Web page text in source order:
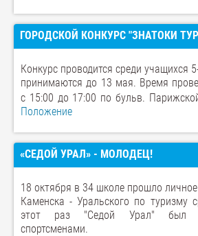
ГОРОДСКОЙ КОНКУРС "ЗНАТОКИ
Конкурс проводится среди учащихся
принимаются до 13 мая. Время
с 15:00 до 17:00 по бульв.
Положение
«СЕДОЙ УРАЛ» - МОЛОДЕЦ!
18 октября в 34 школе прошло
Каменска - Уральского по туризму
этот раз "Седой Урал" был
спортсменами.